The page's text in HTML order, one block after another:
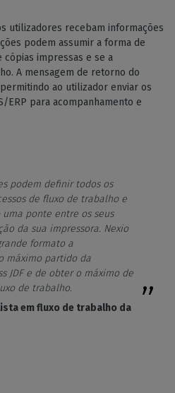
utilizadores recebam informações
podem assumir a forma de
impressas e se a
A mensagem de retorno do
ao utilizador enviar os
ERP para acompanhamento e
podem definir todos os
de fluxo de trabalho e
ponte entre os seus
da sua impressora. Nexio
formato a
máximo partido da
JDF e de obter o máximo de
de trabalho.
em fluxo de trabalho da